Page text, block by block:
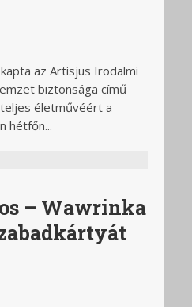
az Artisjus Irodalmi
biztonsága című
életművéért a
hétfőn...
– Wawrinka